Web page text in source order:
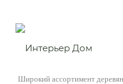
Широкий ассортимент